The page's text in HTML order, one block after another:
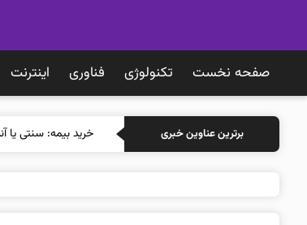
صفحه نخست تکنولوژی فناوری اينترنت
برترین عناوین خبری خرید بیمه: سنتی یا